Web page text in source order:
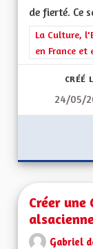
de fierté. Ce
Filtrer les
La Culture,
en France et
CRÉÉ
24/05/
Créer
Gabriel